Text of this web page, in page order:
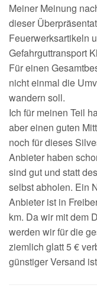
Meiner Meinung
dieser
Feuerwerksartikeln
Gefahrguttransport
Für einen
nicht einmal die
wandern soll.
Ich für meinen Teil
aber einen guten
noch für dieses
Anbieter haben
sind gut und statt
selbst abholen. Ein
Anbieter ist in
km. Da wir mit dem
werden wir für die
ziemlich glatt 5 €
günstiger Versand